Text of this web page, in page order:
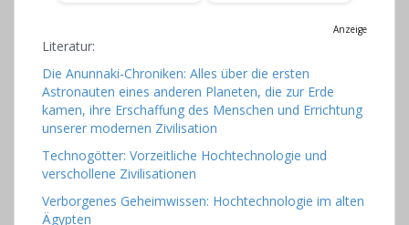
Anzeige
Literatur:
Die Anunnaki-Chroniken: Alles über die ersten
Astronauten eines anderen Planeten, die zur Erde
kamen, ihre Erschaffung des Menschen und Errichtung
unserer modernen Zivilisation
Technogötter: Vorzeitliche Hochtechnologie und
verschollene Zivilisationen
Verborgenes Geheimwissen: Hochtechnologie im alten
Ägypten